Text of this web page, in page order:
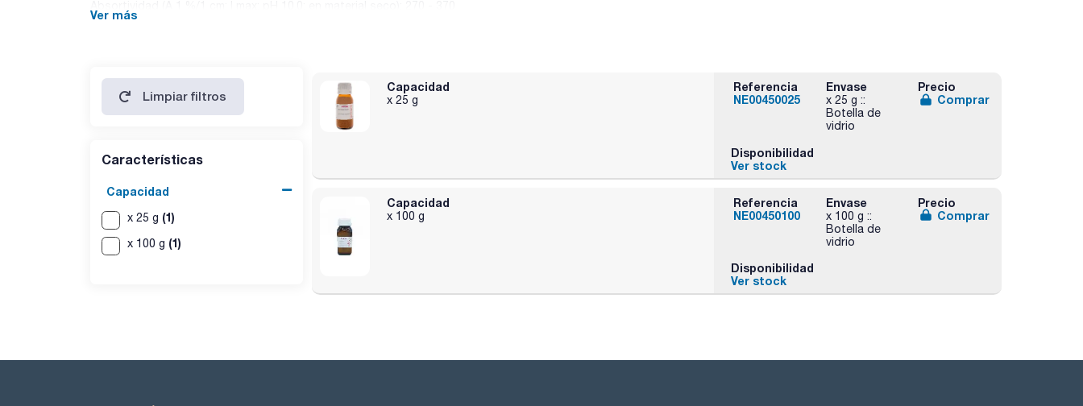
apropiado como indicador metálico : pasa test
Ver más
Limpiar filtros
Características
Capacidad
x 25 g (1)
x 100 g (1)
Capacidad
x 25 g
Referencia
NE00450025
Envase
x 25 g ::
Botella de
vidrio
Precio
Comprar
Disponibilidad
Ver stock
Capacidad
x 100 g
Referencia
NE00450100
Envase
x 100 g ::
Botella de
vidrio
Precio
Comprar
Disponibilidad
Ver stock